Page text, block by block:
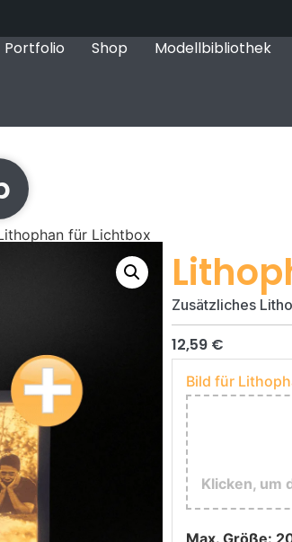
Portfolio Shop Modellbibliothek
für Lichtbox
Zusätzliches
12,59 €
Bild für
Klicken, um
Max. Größe: